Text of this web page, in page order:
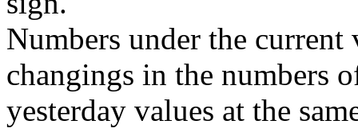
Numbers under the
changings in the numbers
yesterday values at the